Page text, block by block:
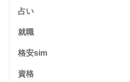
占い
就職
格安sim
資格